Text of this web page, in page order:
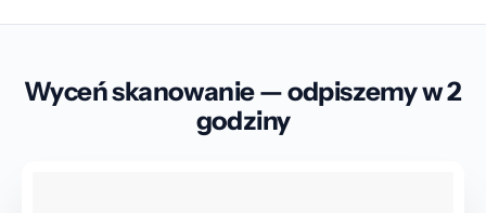
Wyceń skanowanie — odpiszemy w 2
godziny